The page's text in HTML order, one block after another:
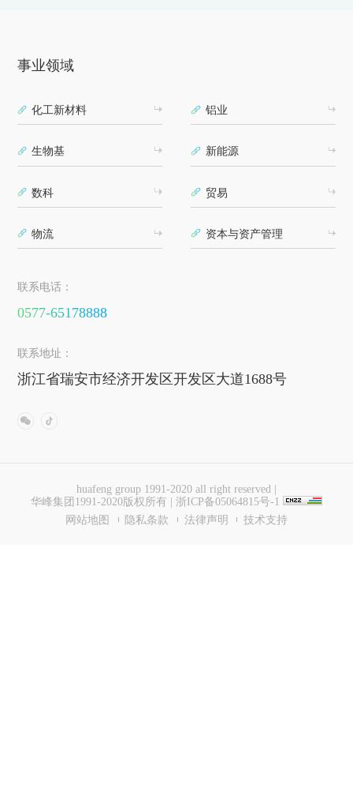
事业领域
化工新材料 铝业
生物基 新能源
数科 贸易
物流 资本与资产管理
联系电话：
0577-65178888
联系地址：
浙江省瑞安市经济开发区开发区大道1688号
huafeng group 1991-2020 all right reserved |
华峰集团1991-2020版权所有 | 浙ICP备05064815号-1
网站地图
隐私条款 法律声明 技术支持